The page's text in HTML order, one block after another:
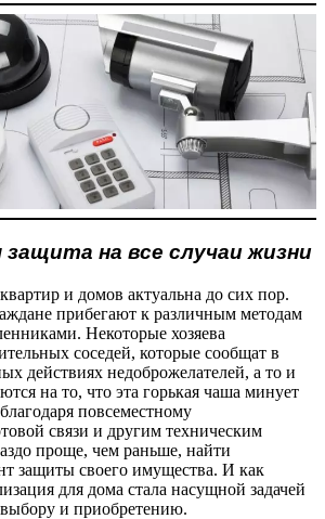
на все случаи жизни
и домов актуальна до сих пор.
прибегают к различным методам
Некоторые хозяева
соседей, которые сообщат в
действиях недоброжелателей, а то и
на то, что эта горькая чаша минует
повсеместному
связи и другим техническим
проще, чем раньше, найти
защиты своего имущества. И как
для дома стала насущной задачей
выбору и приобретению.